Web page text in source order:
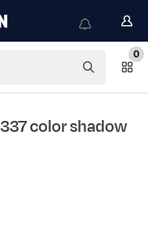
0
color shadow